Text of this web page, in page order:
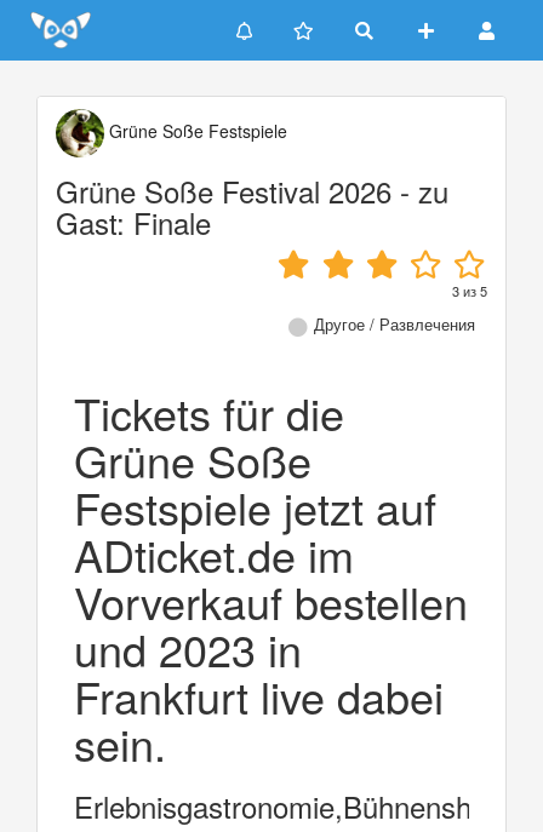
Update cookies preferences
Grüne Soße Festspiele
Grüne Soße Festival 2026 - zu
Gast: Finale
3из5
Другое / Развлечения
Tickets für die
Grüne Soße
Festspiele jetzt auf
ADticket.de im
Vorverkauf bestellen
und 2023 in
Frankfurt live dabei
sein.
Erlebnisgastronomie,Bühnenshow